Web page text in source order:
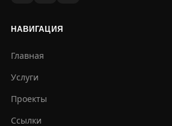
НАВИГАЦИЯ
Главная
Услуги
Проекты
Ссылки